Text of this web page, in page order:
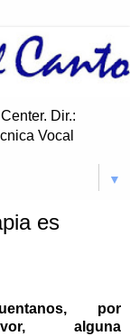
Dir.:
Vocal
▼
es
por
alguna